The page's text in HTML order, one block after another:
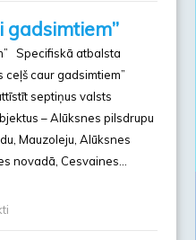
gadsimtiem”
Specifiskā atbalsta
ceļš caur gadsimtiem”
septiņus valsts
– Alūksnes pilsdrupu
Mauzoleju, Alūksnes
novadā, Cesvaines…